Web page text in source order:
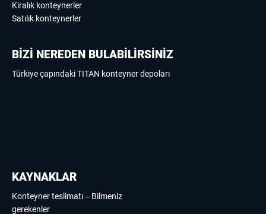
Kiralık konteynerler
Satılık konteynerler
BİZİ NEREDEN BULABİLİRSİNİZ
Türkiye çapındaki TITAN konteyner depoları
KAYNAKLAR
Konteyner teslimatı – Bilmeniz
gerekenler